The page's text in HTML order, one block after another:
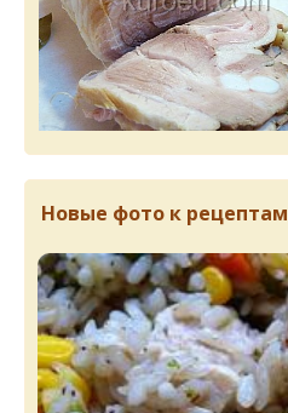
Новые фото к рецептам